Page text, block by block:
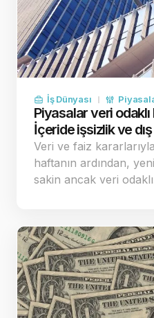
İş Dünyası
Piyasalar veri
İçeride işsizlik ve
Veri ve faiz
haftanın ardından,
sakin ancak veri